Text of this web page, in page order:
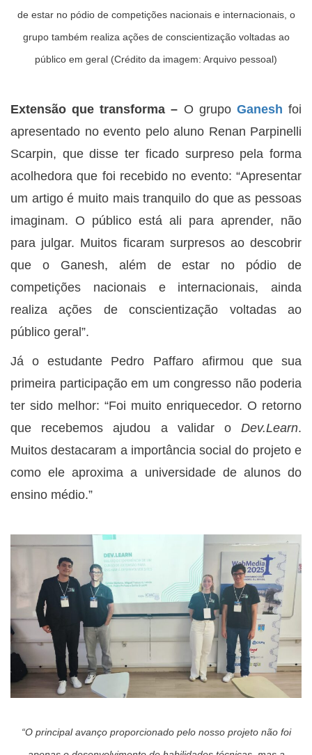
de estar no pódio de competições nacionais e internacionais, o
grupo também realiza ações de conscientização voltadas ao
público em geral (Crédito da imagem: Arquivo pessoal)
Extensão que transforma – O grupo Ganesh foi
apresentado no evento pelo aluno Renan Parpinelli
Scarpin, que disse ter ficado surpreso pela forma
acolhedora que foi recebido no evento: “Apresentar
um artigo é muito mais tranquilo do que as pessoas
imaginam. O público está ali para aprender, não
para julgar. Muitos ficaram surpresos ao descobrir
que o Ganesh, além de estar no pódio de
competições nacionais e internacionais, ainda
realiza ações de conscientização voltadas ao
público geral”.
Já o estudante Pedro Paffaro afirmou que sua
primeira participação em um congresso não poderia
ter sido melhor: “Foi muito enriquecedor. O retorno
que recebemos ajudou a validar o Dev.Learn.
Muitos destacaram a importância social do projeto e
como ele aproxima a universidade de alunos do
ensino médio.”
“O principal avanço proporcionado pelo nosso projeto não foi